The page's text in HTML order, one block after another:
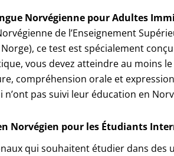
Norvégienne pour Adultes
de l’Enseignement
ce test est spécialement
vous devez atteindre au moins
compréhension orale et
pas suivi leur éducation en
Norvégien pour les Étudiants
qui souhaitent étudier dans des